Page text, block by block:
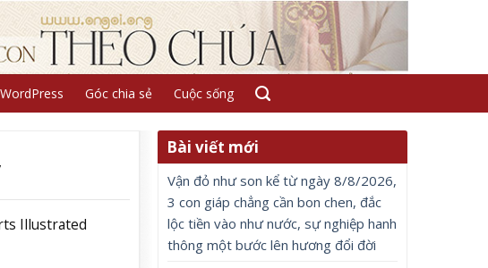
Góc chia sẻ Cuộc sống
Illustrated
Bài viết mới
Vận đỏ như son kể từ ngày 8/8/2026,
3 con giáp chẳng cần bon chen, đắc
lộc tiền vào như nước, sự nghiệp hanh
thông một bước lên hương đổi đời